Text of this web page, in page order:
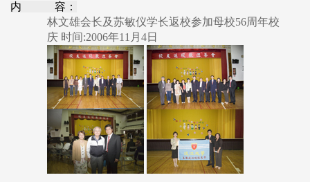
内 容：
林文雄会长及苏敏仪学长返校参加母校56周年校
庆 时间:2006年11月4日